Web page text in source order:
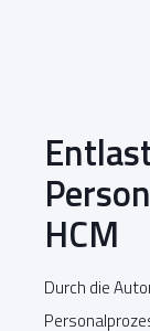
HCM
Durch die